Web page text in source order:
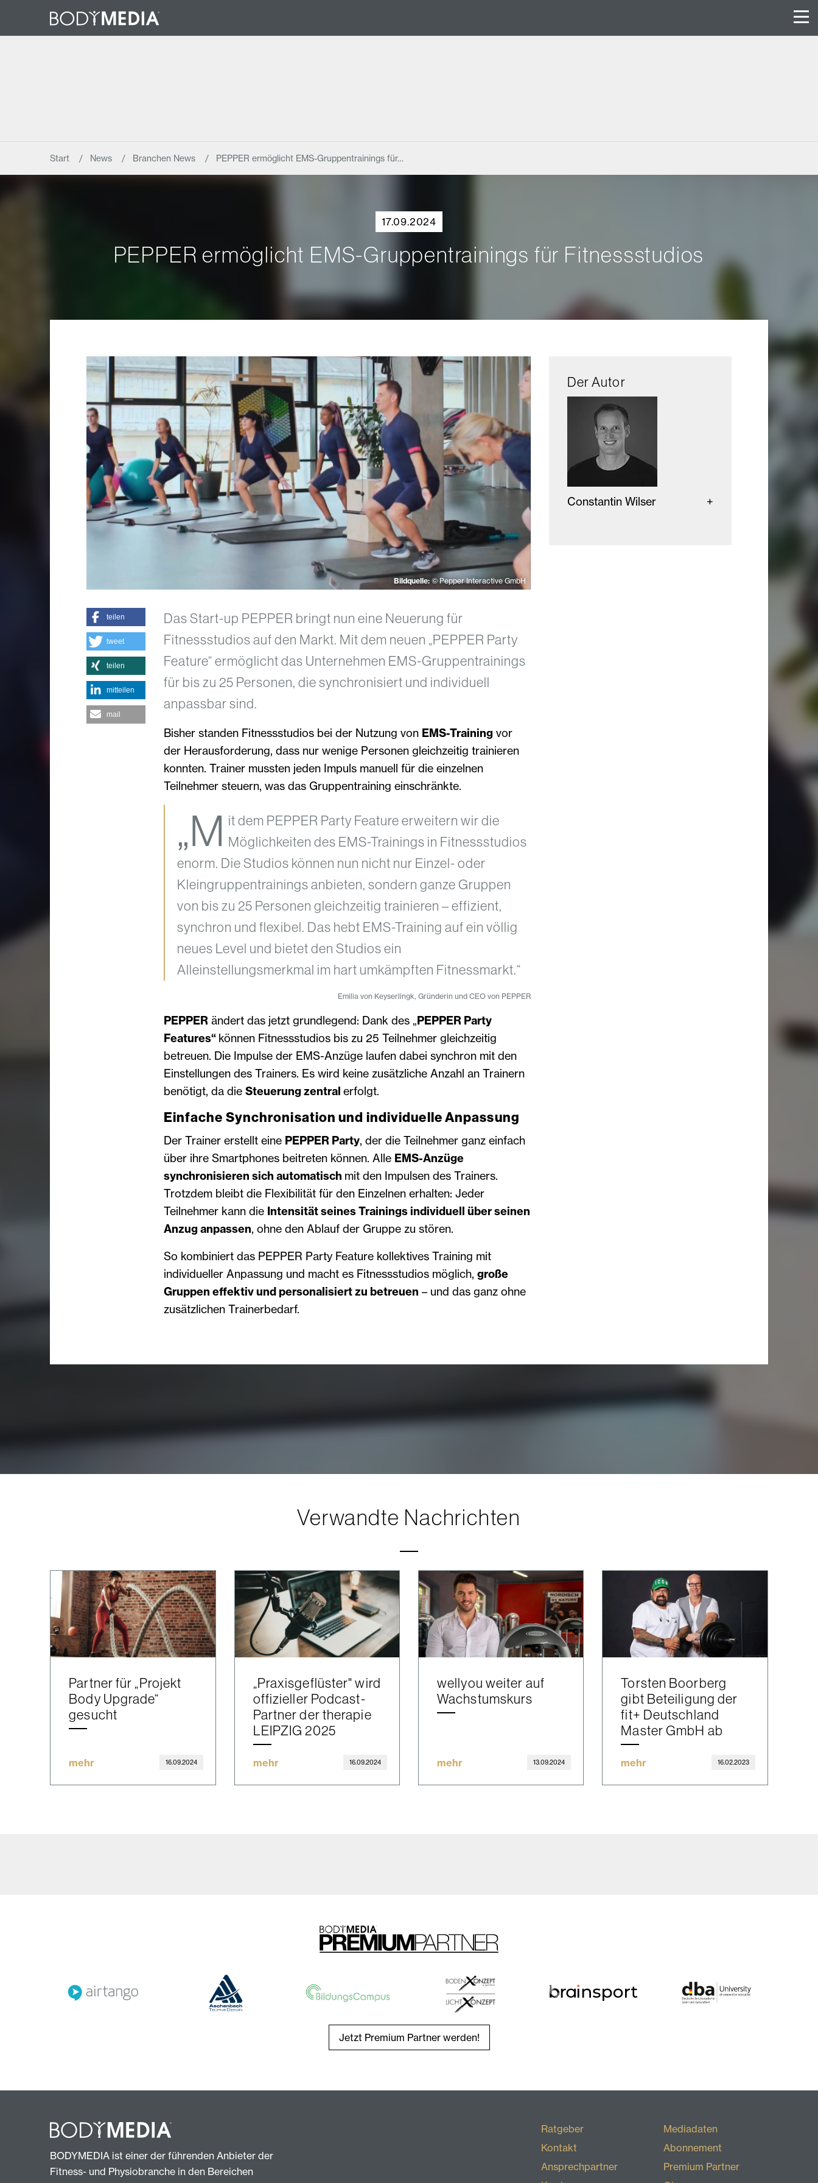
Start News Branchen News PEPPER ermöglicht EMS-Gruppentrainings für…
17.09.2024
PEPPER ermöglicht EMS-Gruppentrainings für Fitnessstudios
Bildquelle: ©️ Pepper Interactive GmbH
Das Start-up PEPPER bringt nun eine Neuerung für
Fitnessstudios auf den Markt. Mit dem neuen „PEPPER Party
Feature“ ermöglicht das Unternehmen EMS-Gruppentrainings
für bis zu 25 Personen, die synchronisiert und individuell
anpassbar sind.
Bisher standen Fitnessstudios bei der Nutzung von EMS-Training vor
der Herausforderung, dass nur wenige Personen gleichzeitig trainieren
konnten. Trainer mussten jeden Impuls manuell für die einzelnen
Teilnehmer steuern, was das Gruppentraining einschränkte.
„M it dem PEPPER Party Feature erweitern wir die
Möglichkeiten des EMS-Trainings in Fitnessstudios
enorm. Die Studios können nun nicht nur Einzel- oder
Kleingruppentrainings anbieten, sondern ganze Gruppen
von bis zu 25 Personen gleichzeitig trainieren – effizient,
synchron und flexibel. Das hebt EMS-Training auf ein völlig
neues Level und bietet den Studios ein
Alleinstellungsmerkmal im hart umkämpften Fitnessmarkt.“
Emilia von Keyserlingk, Gründerin und CEO von PEPPER
PEPPER ändert das jetzt grundlegend: Dank des „PEPPER Party
Features“ können Fitnessstudios bis zu 25 Teilnehmer gleichzeitig
betreuen. Die Impulse der EMS-Anzüge laufen dabei synchron mit den
Einstellungen des Trainers. Es wird keine zusätzliche Anzahl an Trainern
benötigt, da die Steuerung zentral erfolgt.
Einfache Synchronisation und individuelle Anpassung
Der Trainer erstellt eine PEPPER Party, der die Teilnehmer ganz einfach
über ihre Smartphones beitreten können. Alle EMS-Anzüge
synchronisieren sich automatisch mit den Impulsen des Trainers.
Trotzdem bleibt die Flexibilität für den Einzelnen erhalten: Jeder
Teilnehmer kann die Intensität seines Trainings individuell über seinen
Anzug anpassen, ohne den Ablauf der Gruppe zu stören.
So kombiniert das PEPPER Party Feature kollektives Training mit
individueller Anpassung und macht es Fitnessstudios möglich, große
Gruppen effektiv und personalisiert zu betreuen – und das ganz ohne
zusätzlichen Trainerbedarf.
teilen
tweet
teilen
mitteilen
mail
Der Autor
Constantin Wilser
Verwandte Nachrichten
Partner für „Projekt
Body Upgrade“
gesucht
mehr 16.09.2024
„Praxisgeflüster" wird
offizieller Podcast-
Partner der therapie
LEIPZIG 2025
mehr 16.09.2024
wellyou weiter auf
Wachstumskurs
mehr 13.09.2024
Torsten Boorberg
gibt Beteiligung der
fit+ Deutschland
Master GmbH ab
mehr 16.02.2023
Jetzt Premium Partner werden!
BODYMEDIA ist einer der führenden Anbieter der
Fitness- und Physiobranche in den Bereichen
Ratgeber
Kontakt
Ansprechpartner
Mediadaten
Abonnement
Premium Partner